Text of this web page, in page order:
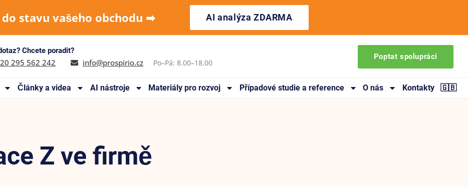
stavu vašeho obchodu ➡︎ AI analýza ZDARMA
Chcete poradit?
295 562 242 info@prospirio.cz Po–Pá: 8.00–18.00
Poptat spolupráci
Články a videa AI nástroje Materiály pro rozvoj Případové studie a reference O nás Kontakty 🇬🇧
Z ve firmě